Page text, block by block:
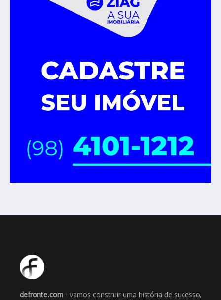
defronte.com - vamos construir uma história de sucesso,